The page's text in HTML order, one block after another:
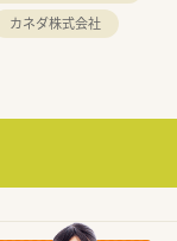
カネダ株式会社